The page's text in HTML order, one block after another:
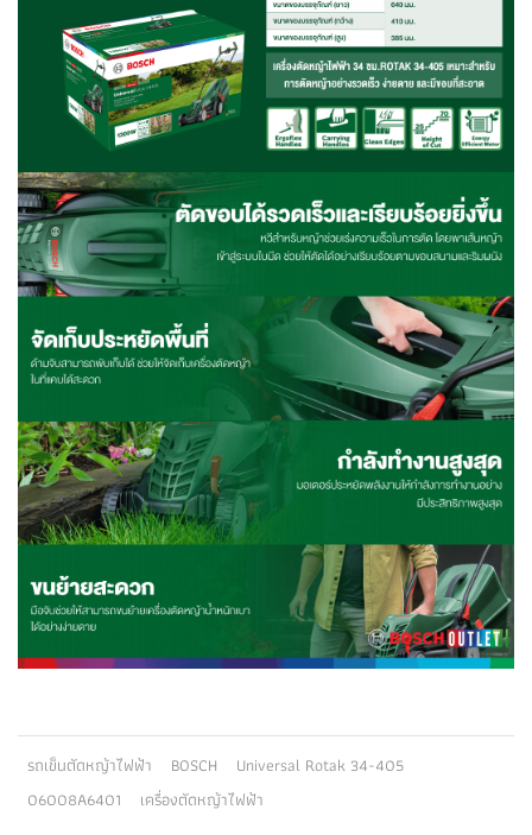
รถเข็นตัดหญ้าไฟฟ้า BOSCH
Universal Rotak 34-405
06008A6401
เครื่องตัดหญ้าไฟฟ้า